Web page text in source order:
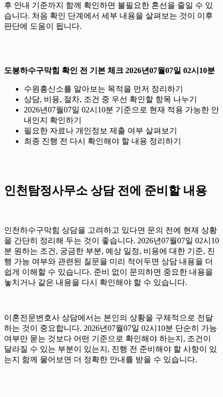
후 안내 기준까지 함께 확인하면 불필요한 혼선을 줄일 수 있
습니다. 처음 확인 단계에서 세부 내용을 살펴보는 것이 이후
판단에 도움이 됩니다.
도봉하수구막힘 확인 전 기본 체크 2026년07월07일 02시10분
수원흥신소를 알아보는 목적을 먼저 정리하기
상담, 비용, 절차, 조건 중 우선 확인할 항목 나누기
2026년07월07일 02시10분 기준으로 현재 적용 가능한 안
내인지 확인하기
필요한 자료나 개인정보 제출 여부 살펴보기
최종 진행 전 다시 확인해야 할 내용 정리하기
인천탐정사무소 상담 전에 준비할 내용
인천하수구막힘 상담을 고려하고 있다면 문의 전에 현재 상황
을 간단히 정리해 두는 것이 좋습니다. 2026년07월07일 02시10
분 원하는 조건, 궁금한 부분, 예상 일정, 비용에 대한 기준, 진
행 가능 여부와 관련된 질문을 미리 적어두면 상담 내용을 더
쉽게 이해할 수 있습니다. 준비 없이 문의하면 중요한 내용을
놓치거나 같은 내용을 다시 확인해야 할 수 있습니다.
이혼전문변호사 상담에서는 본인의 상황을 구체적으로 전달
하는 것이 중요합니다. 2026년07월07일 02시10분 단순히 가능
여부만 묻는 것보다 어떤 기준으로 확인해야 하는지, 조건이
달라질 수 있는 부분이 있는지, 진행 전 준비해야 할 사항이 있
는지 함께 물어보면 더 정확한 안내를 받을 수 있습니다.